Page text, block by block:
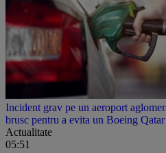
Incident grav pe un aeroport
brusc pentru a evita un Boeing
Actualitate
05:51